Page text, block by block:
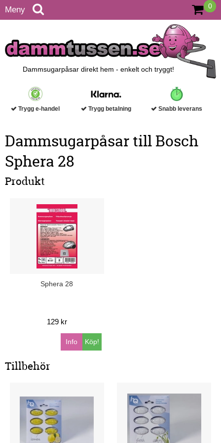
Meny 0
Dammsugarpåsar direkt hem - enkelt och tryggt!
Trygg e-handel Trygg betalning Snabb leverans
Dammsugarpåsar till Bosch
Sphera 28
Produkt
Sphera 28
129 kr
Köp!
Info
Tillbehör